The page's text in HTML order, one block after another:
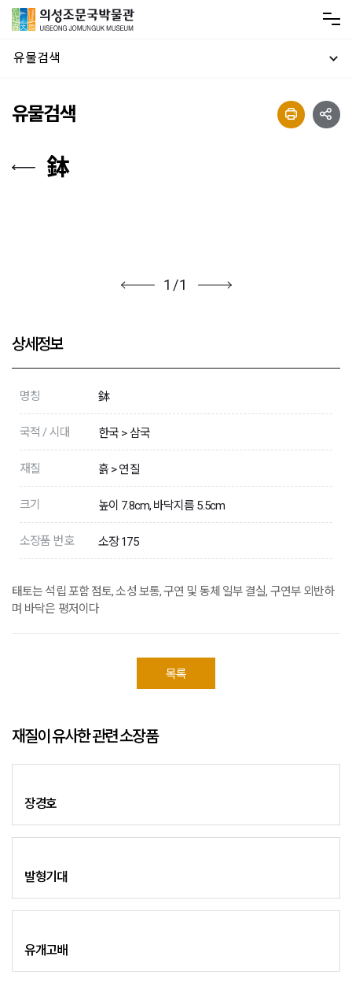
유물검색
유물검색
鉢
1 /1
상세정보
명칭 鉢
국적 / 시대 한국 > 삼국
재질 흙 > 연질
크기 높이 7.8cm, 바닥지름 5.5cm
소장품 번호 소장 175
태토는 석립 포함 점토, 소성 보통, 구연 및 동체 일부 결실, 구연부 외반하
며 바닥은 평저이다
목록
재질이 유사한 관련 소장품
장경호
발형기대
유개고배